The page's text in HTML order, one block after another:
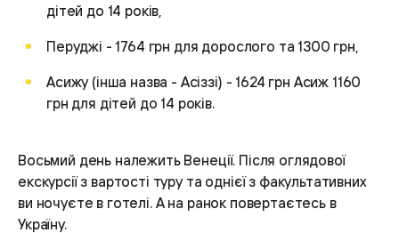
дітей до 14 років,
Перуджі - 1764 грн для дорослого та 1300 грн,
Асижу (інша назва - Асіззі) - 1624 грн Асиж 1160
грн для дітей до 14 років.
Восьмий день належить Венеції. Після оглядової
екскурсії з вартості туру та однієї з факультативних
ви ночуєте в готелі. А на ранок повертаєтесь в
Україну.